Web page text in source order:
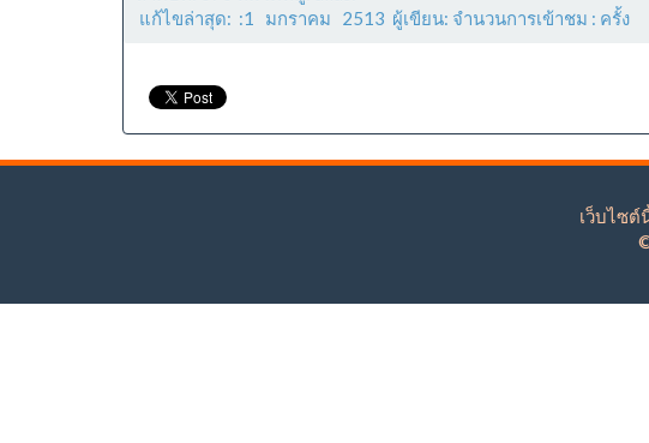
แก้ไขล่าสุด: :1 มกราคม 2513 ผู้เขียน: จำนวนการเข้าชม : ครั้ง
เว็บไซต์